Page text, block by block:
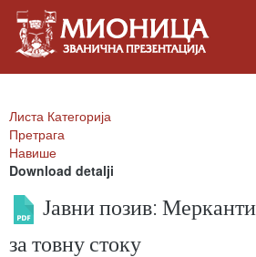
Листа Категорија
Претрага
Навише
Download detalji
Јавни позив:
за товну стоку